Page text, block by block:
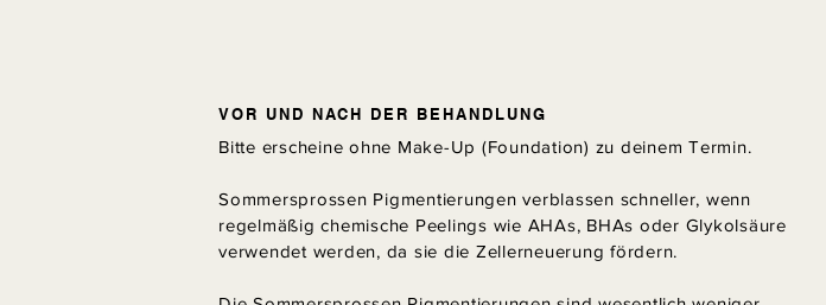
VOR UND NACH DER BEHANDLUNG
Bitte erscheine ohne Make-Up (Foundation) zu deinem Termin.
Sommersprossen Pigmentierungen verblassen schneller, wenn
regelmäßig chemische Peelings wie AHAs, BHAs oder Glykolsäure
verwendet werden, da sie die Zellerneuerung fördern.